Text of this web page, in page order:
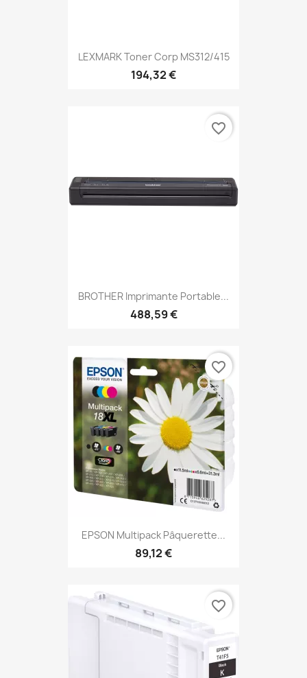
LEXMARK Toner Corp MS312/415
194,32 €
BROTHER Imprimante Portable...
488,59 €
favorite_border
EPSON Multipack Pâquerette...
89,12 €
favorite_border
favorite_border